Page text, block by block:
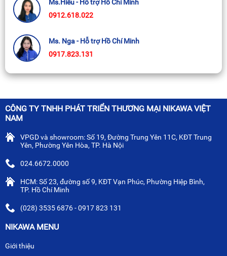
Ms.Hiếu - Hỗ trợ Hồ Chí Minh
0912.618.022
Ms. Nga - Hỗ trợ Hồ Chí Minh
0917.823.131
CÔNG TY TNHH PHÁT TRIỂN THƯƠNG MẠI NIKAWA VIỆT
NAM
VPGD và showroom: Số 19, Đường Trung Yên 11C, KĐT Trung
Yên, Phường Yên Hòa, TP. Hà Nội
024.6672.0000
HCM: Số 23, đường số 9, KĐT Vạn Phúc, Phường Hiệp Bình,
TP. Hồ Chí Minh
(028) 3535 6876 - 0917 823 131
NIKAWA MENU
Giới thiệu